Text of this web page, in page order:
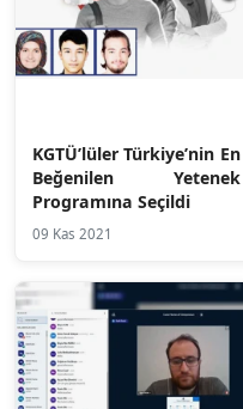
KGTÜ’lüler Türkiye’nin En
Beğenilen Yetenek
Programına Seçildi
09 Kas 2021